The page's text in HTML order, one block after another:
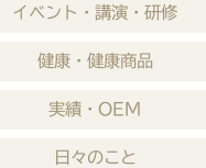
イベント・講演・研修
健康・健康商品
実績・OEM
日々のこと